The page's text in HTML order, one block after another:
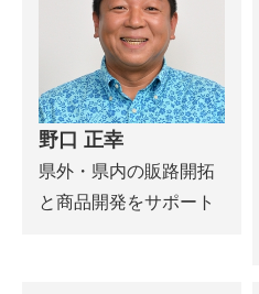
野口 正幸
県外・県内の販路開拓
と商品開発をサポート